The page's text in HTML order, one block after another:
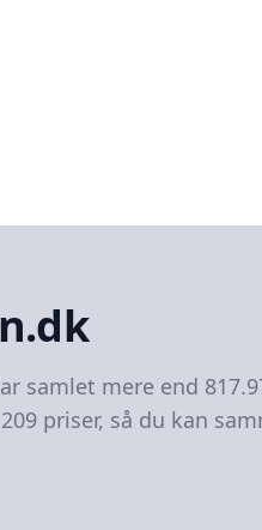
mere end
priser, så du kan